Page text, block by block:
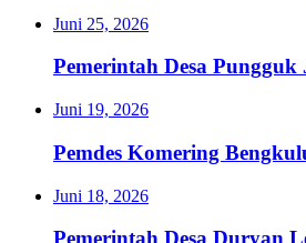
Juni 25, 2026
Pemerintah Desa
Juni 19, 2026
Pemdes Komering
Juni 18, 2026
Pemerintah Desa Duryan